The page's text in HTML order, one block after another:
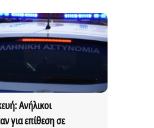
Ανήλικοι
για επίθεση σε